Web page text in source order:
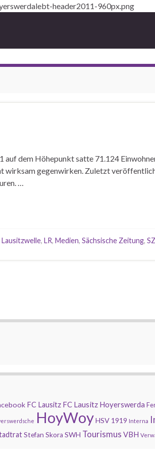
dem Höhepunkt satte 71.124
wirksam gegenwirken. Zuletzt
…
Lausitzwelle, LR, Medien, Sächsische Zeitung, SZ
FC Lausitz FC Lausitz Hoyerswerda
HoyWoyHSV 1919 Interna
Stefan Skora SWH Tourismus VBH